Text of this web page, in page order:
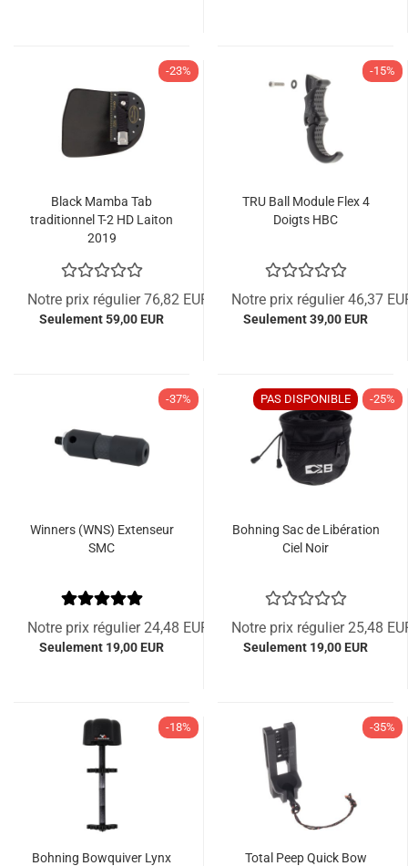
-23%
Black Mamba Tab
traditionnel T-2 HD Laiton
2019
Notre prix régulier 76,82 EUR
Seulement 59,00 EUR
-15%
TRU Ball Module Flex 4
Doigts HBC
Notre prix régulier 46,37
Seulement 39,00 EUR
-37%
Winners (WNS) Extenseur
SMC
Notre prix régulier 24,48 EUR
Seulement 19,00 EUR
PAS DISPONIBLE -25%
Bohning Sac de Libération
Ciel Noir
Notre prix régulier 25,48
Seulement 19,00 EUR
-18%
Bohning Bowquiver Lynx
-35%
Total Peep Quick Bow